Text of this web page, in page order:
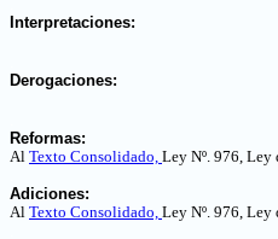
Interpretaciones:
Derogaciones:
Reformas:
Al Texto Consolidado, Ley Nº. 976,
Adiciones:
Al Texto Consolidado, Ley Nº. 976,